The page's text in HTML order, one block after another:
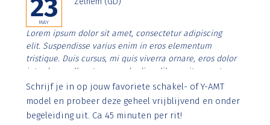
23
MAY
Lorem ipsum dolor sit amet, consectetur adipiscing
elit. Suspendisse varius enim in eros elementum
tristique. Duis cursus, mi quis viverra ornare, eros dolor
interdum nulla, ut commodo diam libero vitae erat.
Aenean faucibus nibh et justo cursus id rutrum lorem
imperdiet. Nunc ut sem vitae risus tristique posuere.
Schrijf je in op jouw favoriete schakel- of Y-AMT
model en probeer deze geheel vrijblijvend en onder
begeleiding uit. Ca 45 minuten per rit!